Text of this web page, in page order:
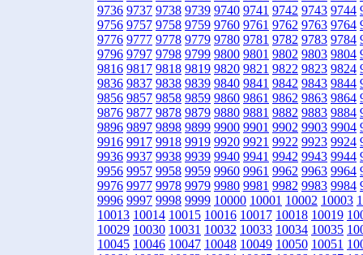
9736 9737 9738 9739 9740 9741 9742 9743 9744
9756 9757 9758 9759 9760 9761 9762 9763 9764
9776 9777 9778 9779 9780 9781 9782 9783 9784
9796 9797 9798 9799 9800 9801 9802 9803 9804
9816 9817 9818 9819 9820 9821 9822 9823 9824
9836 9837 9838 9839 9840 9841 9842 9843 9844
9856 9857 9858 9859 9860 9861 9862 9863 9864
9876 9877 9878 9879 9880 9881 9882 9883 9884
9896 9897 9898 9899 9900 9901 9902 9903 9904
9916 9917 9918 9919 9920 9921 9922 9923 9924
9936 9937 9938 9939 9940 9941 9942 9943 9944
9956 9957 9958 9959 9960 9961 9962 9963 9964
9976 9977 9978 9979 9980 9981 9982 9983 9984
9996 9997 9998 9999 10000 10001 10002 10003
10013 10014 10015 10016 10017 10018 10019
10029 10030 10031 10032 10033 10034 10035
10045 10046 10047 10048 10049 10050 10051